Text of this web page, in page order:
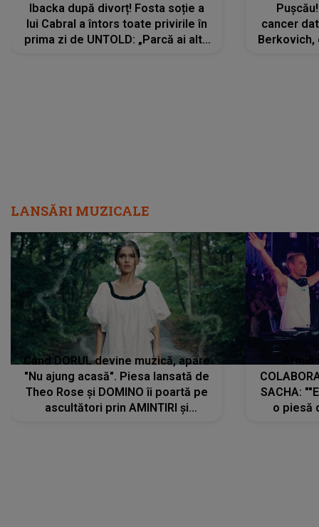
Ibacka după divorț! Fosta soție a
lui Cabral a întors toate privirile în
prima zi de UNTOLD: „Parcă ai altă
cancer
Berkovich,
LANSĂRI MUZICALE
Când DORUL devine muzică, apare
"Nu ajung acasă". Piesa lansată de
Theo Rose și DOMINO îi poartă pe
ascultători prin AMINTIRI și
SACHA:
o piesă